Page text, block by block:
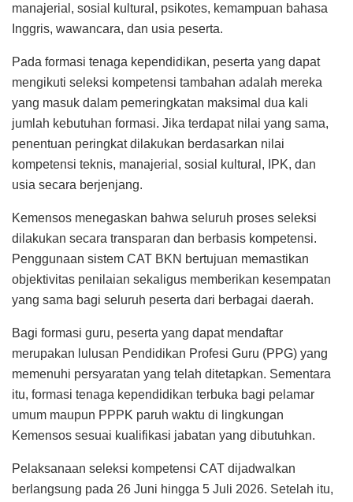
manajerial, sosial kultural, psikotes, kemampuan bahasa
Inggris, wawancara, dan usia peserta.
Pada formasi tenaga kependidikan, peserta yang dapat
mengikuti seleksi kompetensi tambahan adalah mereka
yang masuk dalam pemeringkatan maksimal dua kali
jumlah kebutuhan formasi. Jika terdapat nilai yang sama,
penentuan peringkat dilakukan berdasarkan nilai
kompetensi teknis, manajerial, sosial kultural, IPK, dan
usia secara berjenjang.
Kemensos menegaskan bahwa seluruh proses seleksi
dilakukan secara transparan dan berbasis kompetensi.
Penggunaan sistem CAT BKN bertujuan memastikan
objektivitas penilaian sekaligus memberikan kesempatan
yang sama bagi seluruh peserta dari berbagai daerah.
Bagi formasi guru, peserta yang dapat mendaftar
merupakan lulusan Pendidikan Profesi Guru (PPG) yang
memenuhi persyaratan yang telah ditetapkan. Sementara
itu, formasi tenaga kependidikan terbuka bagi pelamar
umum maupun PPPK paruh waktu di lingkungan
Kemensos sesuai kualifikasi jabatan yang dibutuhkan.
Pelaksanaan seleksi kompetensi CAT dijadwalkan
berlangsung pada 26 Juni hingga 5 Juli 2026. Setelah itu,